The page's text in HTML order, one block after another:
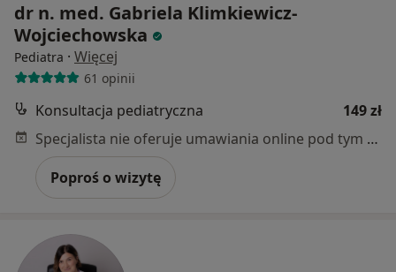
dr n. med. Gabriela Klimkiewicz-
Wojciechowska
Pediatra · Więcej
61 opinii
Konsultacja pediatryczna
149 zł
Specjalista nie oferuje umawiania online pod tym adresem.
Poproś o wizytę